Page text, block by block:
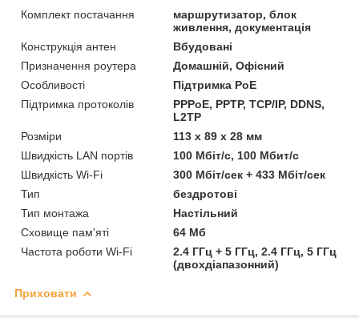
Комплект постачання
маршрутизатор, блок
живлення, документація
Конструкція антен
Вбудовані
Призначення роутера
Домашній, Офісний
Особливості
Підтримка PoE
Підтримка протоколів
PPPoE, PPTP, TCP/IP, DDNS,
L2TP
Розміри
113 x 89 x 28 мм
Швидкість LAN портів
100 Мбіт/с, 100 Мбит/с
Швидкість Wi-Fi
300 Мбіт/сек + 433 Мбіт/сек
Тип
бездротові
Тип монтажа
Настільний
Сховище пам'яті
64 Мб
Частота роботи Wi-Fi
2.4 ГГц + 5 ГГц, 2.4 ГГц, 5 ГГц
(двохдіапазонний)
Приховати